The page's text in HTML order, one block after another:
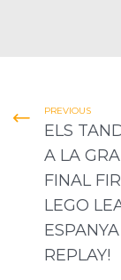
PREVIOUS
ELS
A LA
FINAL
LEGO
ESPANYA
REPLAY!